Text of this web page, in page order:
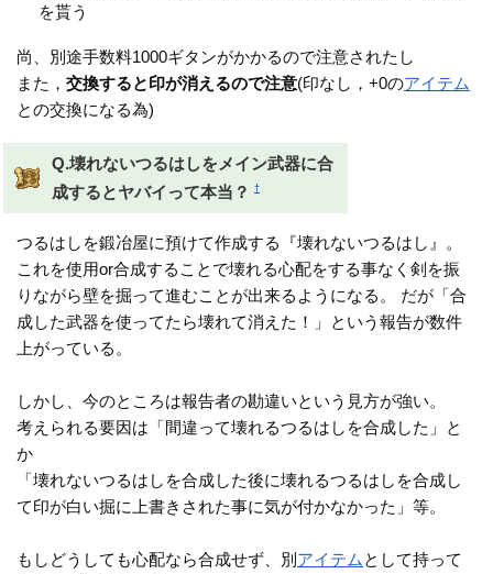
を貰う
尚、別途手数料1000ギタンがかかるので注意されたし
また，交換すると印が消えるので注意(印なし，+0のアイテム
との交換になる為)
Q.壊れないつるはしをメイン武器に合
成するとヤバイって本当？
†
つるはしを鍛冶屋に預けて作成する『壊れないつるはし』。
これを使用or合成することで壊れる心配をする事なく剣を振
りながら壁を掘って進むことが出来るようになる。 だが「合
成した武器を使ってたら壊れて消えた！」という報告が数件
上がっている。
しかし、今のところは報告者の勘違いという見方が強い。
考えられる要因は「間違って壊れるつるはしを合成した」と
か
「壊れないつるはしを合成した後に壊れるつるはしを合成し
て印が白い掘に上書きされた事に気が付かなかった」等。
もしどうしても心配なら合成せず、別 アイテム として持って